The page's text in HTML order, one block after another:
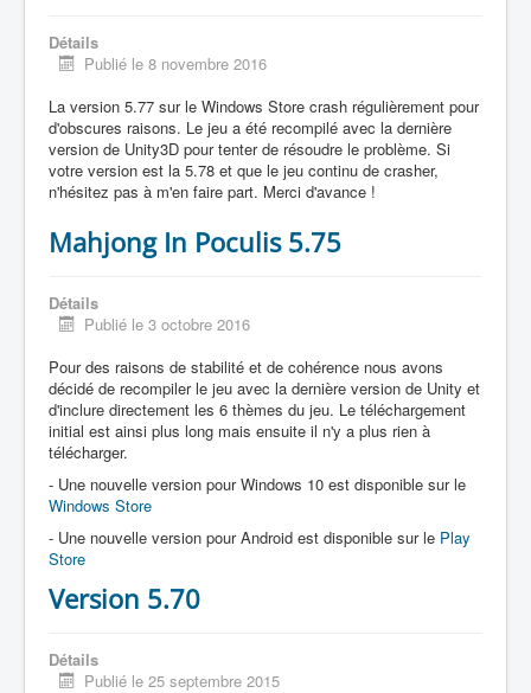
Détails
Publié le 8 novembre 2016
La version 5.77 sur le Windows Store crash régulièrement pour
d'obscures raisons. Le jeu a été recompilé avec la dernière
version de Unity3D pour tenter de résoudre le problème. Si
votre version est la 5.78 et que le jeu continu de crasher,
n'hésitez pas à m'en faire part. Merci d'avance !
Mahjong In Poculis 5.75
Détails
Publié le 3 octobre 2016
Pour des raisons de stabilité et de cohérence nous avons
décidé de recompiler le jeu avec la dernière version de Unity et
d'inclure directement les 6 thèmes du jeu. Le téléchargement
initial est ainsi plus long mais ensuite il n'y a plus rien à
télécharger.
- Une nouvelle version pour Windows 10 est disponible sur le
Windows Store
- Une nouvelle version pour Android est disponible sur le Play
Store
Version 5.70
Détails
Publié le 25 septembre 2015